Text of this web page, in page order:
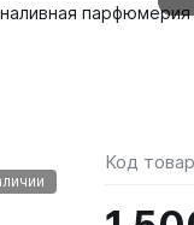
Платья
парфюмерия
Код